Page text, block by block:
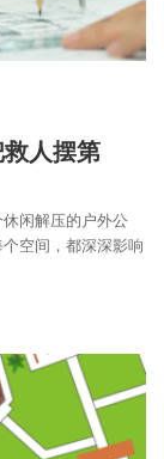
人摆第
闲解压的户外公
空间，都深深影响